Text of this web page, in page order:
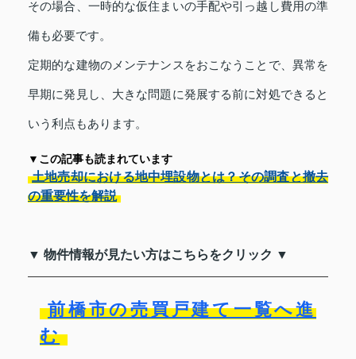
その場合、一時的な仮住まいの手配や引っ越し費用の準
備も必要です。
定期的な建物のメンテナンスをおこなうことで、異常を
早期に発見し、大きな問題に発展する前に対処できると
いう利点もあります。
▼この記事も読まれています
土地売却における地中埋設物とは？その調査と撤去
の重要性を解説
▼ 物件情報が見たい方はこちらをクリック ▼
前橋市の売買戸建て一覧へ進
む